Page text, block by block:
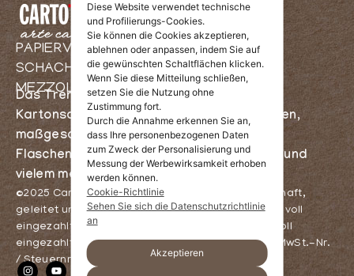
PAPIERVERARBEITUNG UND
SCHACHTELHERSTELLUNG IN
MEZZOLOMBARDO, TRIENT
Das Trentiner Packaging – Herstellung von
Kartonschachteln, Weihnachtsverpackungen,
maßgeschneidertem Packaging,
Flaschenschachteln, Kartonverpackungen und
vielem mehr
©2025 Cartotrentina S.r.l. – Einpersonengesellschaft,
geleitet und koordiniert von Dolcart Holding S.R.L. voll
eingezahltes Stammkapital 1.000.000,00 Euro , voll
eingezahltes Stammkapital 1.000.000,00 Euro – MwSt.-Nr.
/ Steuernr. 02691910224
Diese Website verwendet technische
und Profilierungs-Cookies.
Sie können die Cookies akzeptieren,
ablehnen oder anpassen, indem Sie auf
die gewünschten Schaltflächen klicken.
Wenn Sie diese Mitteilung schließen,
setzen Sie die Nutzung ohne
Zustimmung fort.
Durch die Annahme erkennen Sie an,
dass Ihre personenbezogenen Daten
zum Zweck der Personalisierung und
Messung der Werbewirksamkeit erhoben
werden können.
Cookie-Richtlinie
Sehen Sie sich die Datenschutzrichtlinie
an
Akzeptieren